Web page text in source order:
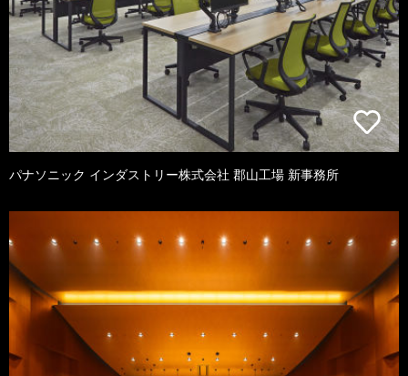
パナソニック インダストリー株式会社 郡山工場 新事務所